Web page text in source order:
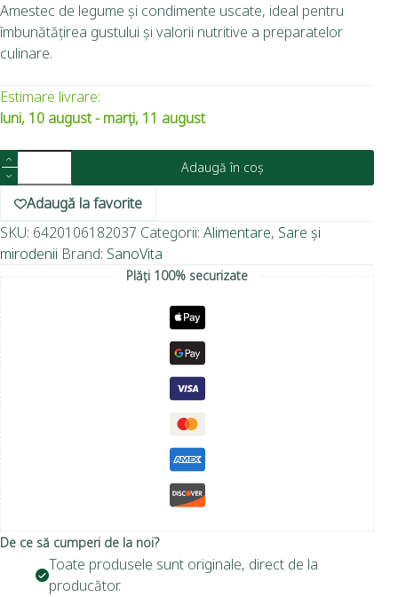
Amestec de legume și condimente uscate, ideal pentru
îmbunătățirea gustului și valorii nutritive a preparatelor
culinare.
Estimare livrare:
luni, 10 august - marți, 11 august
Adaugă în coș
Adaugă la favorite
SKU: 6420106182037 Categorii: Alimentare, Sare și
mirodenii Brand: SanoVita
Plăți 100% securizate
De ce să cumperi de la noi?
Toate produsele sunt originale, direct de la
producător.